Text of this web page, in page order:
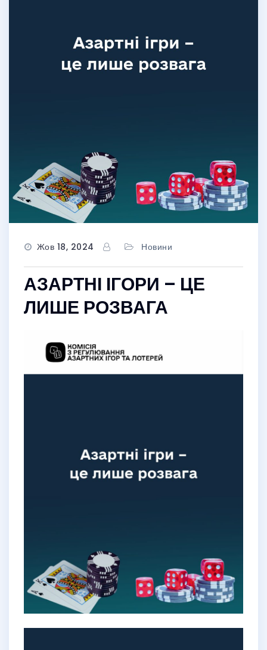
Жов 18, 2024 Новини
АЗАРТНІ ІГОРИ – ЦЕ
ЛИШЕ РОЗВАГА